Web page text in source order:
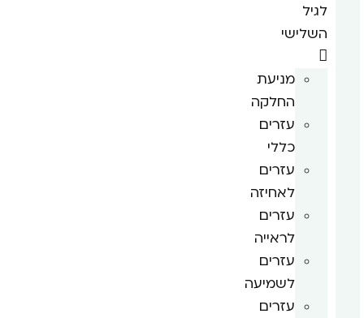
לגיל
השלישי
מניעת
החלקה
עזרים
כללי
עזרים
לאחיזה
עזרים
לראייה
עזרים
לשמיעה
עזרים